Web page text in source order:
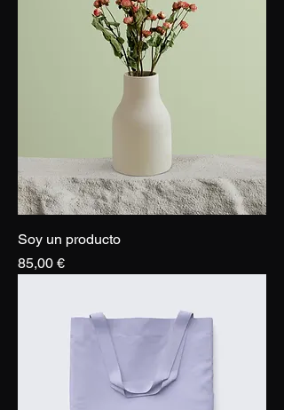
Soy un producto
Precio
85,00 €